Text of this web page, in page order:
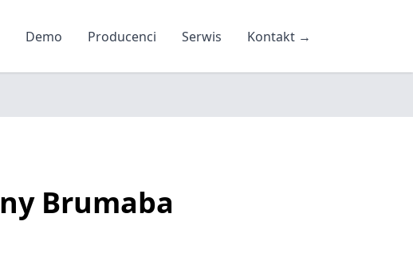
Demo Producenci Serwis Kontakt →
Brumaba